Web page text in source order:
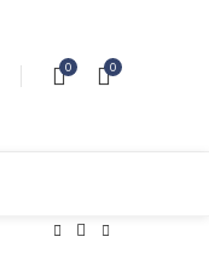
0 0